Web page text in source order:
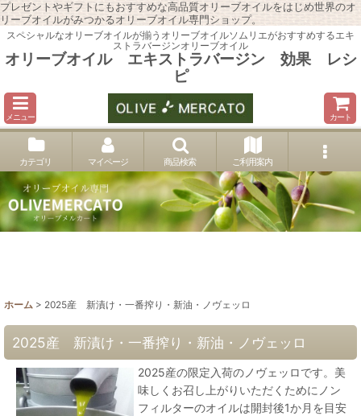
プレゼントやギフトにもおすすめな高品質オリーブオイルをはじめ世界のオ
リーブオイルがみつかるオリーブオイル専門ショップ。
スペシャルなオリーブオイルが揃うオリーブオイルソムリエがおすすめするエキ
ストラバージンオリーブオイル
オリーブオイル エキストラバージン 効果 レシ
ピ
メニュー カート
カテゴリ マイページ 商品検索 ご利用案内
ホーム > 2025産 新漬け・一番搾り・新油・ノヴェッロ
2025産 新漬け・一番搾り・新油・ノヴェッロ
2025産の限定入荷のノヴェッロです。美
味しくお召し上がりいただくためにノン
フィルターのオイルは開封後1か月を目安